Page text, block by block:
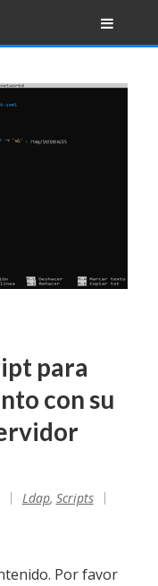
para
con su
Ldap, Scripts
Por favor